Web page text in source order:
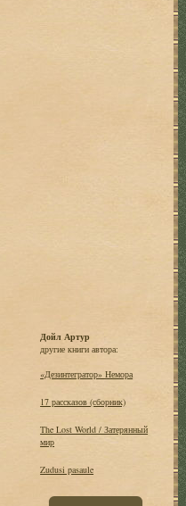
Дойл Артур
другие книги автора:
«Дезинтегратор» Немора
17 рассказов (сборник)
The Lost World / Затерянный
мир
Zudusi pasaule